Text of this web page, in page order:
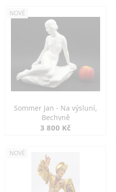
NOVÉ
Sommer Jan - Na výsluní,
Bechyně
3 800 Kč
NOVÉ